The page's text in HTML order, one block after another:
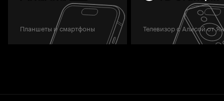
Планшеты и смартфоны Телевизор с Алисой от